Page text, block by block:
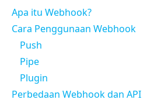
Apa itu Webhook?
Cara Penggunaan Webhook
Push
Pipe
Plugin
Perbedaan Webhook dan API